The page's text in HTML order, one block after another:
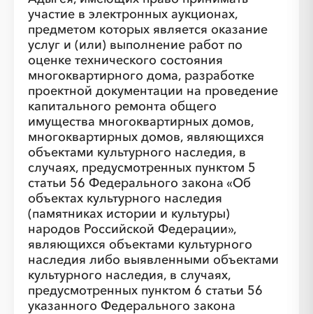
участие в электронных аукционах,
предметом которых является оказание
услуг и (или) выполнение работ по
оценке технического состояния
многоквартирного дома, разработке
проектной документации на проведение
капитального ремонта общего
имущества многоквартирных домов,
многоквартирных домов, являющихся
объектами культурного наследия, в
случаях, предусмотренных пунктом 5
статьи 56 Федерального закона «Об
объектах культурного наследия
(памятниках истории и культуры)
народов Российской Федерации»,
являющихся объектами культурного
наследия либо выявленными объектами
культурного наследия, в случаях,
предусмотренных пунктом 6 статьи 56
указанного Федерального закона